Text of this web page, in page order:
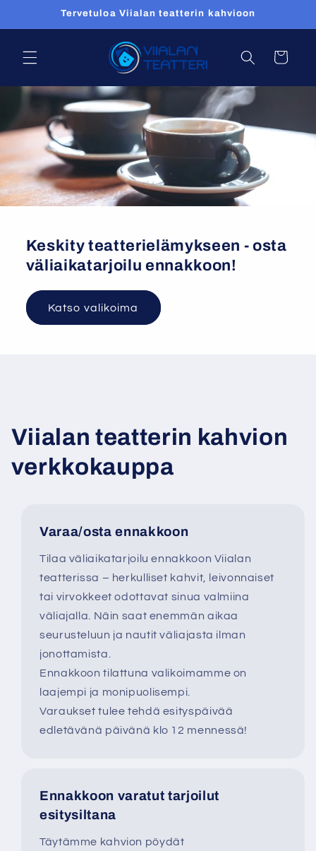
sisältöön
Tervetuloa Viialan teatterin kahvioon
Ostoskori
Keskity teatterielämykseen - osta
väliaikatarjoilu ennakkoon!
Katso valikoima
Viialan teatterin kahvion
verkkokauppa
Varaa/osta ennakkoon
Tilaa väliaikatarjoilu ennakkoon Viialan
teatterissa – herkulliset kahvit, leivonnaiset
tai virvokkeet odottavat sinua valmiina
väliajalla. Näin saat enemmän aikaa
seurusteluun ja nautit väliajasta ilman
jonottamista.
Ennakkoon tilattuna valikoimamme on
laajempi ja monipuolisempi.
Varaukset tulee tehdä esityspäivää
edletävänä päivänä klo 12 mennessä!
Ennakkoon varatut tarjoilut
esitysiltana
Täytämme kahvion pöydät